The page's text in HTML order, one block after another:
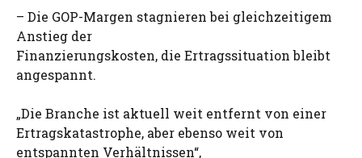
– Die GOP-Margen stagnieren bei gleichzeitigem
Anstieg der
Finanzierungskosten, die Ertragssituation bleibt
angespannt.
„Die Branche ist aktuell weit entfernt von einer
Ertragskatastrophe, aber ebenso weit von
entspannten Verhältnissen“,